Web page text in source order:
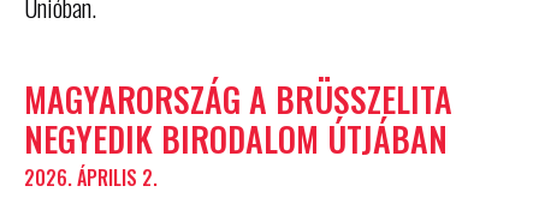
Unióban.
MAGYARORSZÁG A BRÜSSZELITA
NEGYEDIK BIRODALOM ÚTJÁBAN
2026. ÁPRILIS 2.